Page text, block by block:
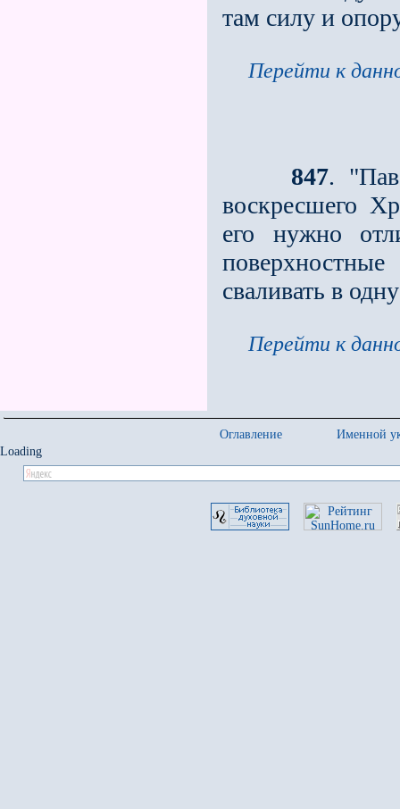
там силу и
Перейти к
847.
воскресшего
его нужно
сваливать в
Перейти к
Оглавление
Именной
Loading